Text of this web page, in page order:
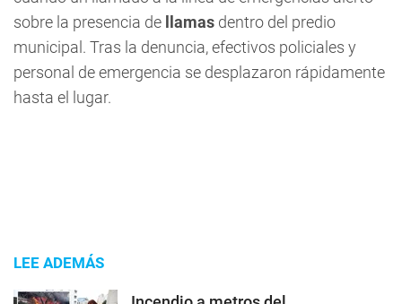
sobre la presencia de llamas dentro del predio
municipal. Tras la denuncia, efectivos policiales y
personal de emergencia se desplazaron rápidamente
hasta el lugar.
LEE ADEMÁS